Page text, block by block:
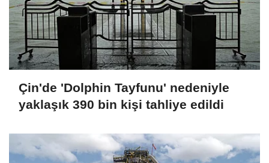
Çin'de 'Dolphin Tayfunu' nedeniyle
yaklaşık 390 bin kişi tahliye edildi